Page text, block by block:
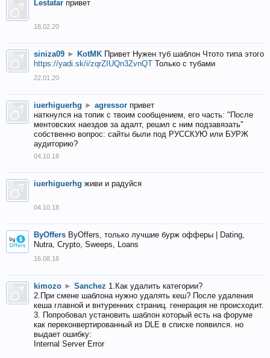
Lestatar привет
18.02.20
siniza09 ► KotMK Привет Нужен туб шаблон Чтото типа этого
https://yadi.sk/i/zqrZIUQn3ZvnQT Только с тубами
22.01.20
iuerhiguerhg ► agressor привет
наткнулся на топик с твоим сообщением, его часть: "После
ментовских наездов за адалт, решил с ним подзавязать"
собственно вопрос: сайты были под РУССКУЮ или БУРЖ
аудиторию?
04.10.18
iuerhiguerhg живи и радуйся
04.10.18
ByOffers ByOffers, только лучшие бурж офферы | Dating,
Nutra, Crypto, Sweeps, Loans
16.08.18
kimozo ► Sanchez 1.Как удалить категории?
2.При смене шаблона нужно удалять кеш? После удаления
кеша главной и внтуренних страниц. генерация не происходит.
3. Попробовал установить шаблон который есть на форуме
как переконвертированный из DLE в списке появился. но
выдает ошибку:
Internal Server Error